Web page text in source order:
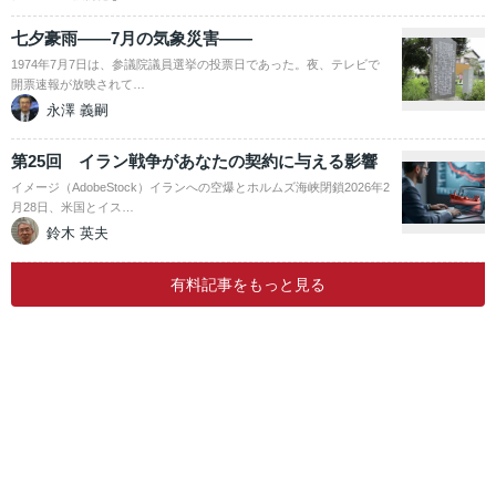
七夕豪雨――7月の気象災害――
1974年7月7日は、参議院議員選挙の投票日であった。夜、テレビで
開票速報が放映されて…
永澤 義嗣
第25回 イラン戦争があなたの契約に与える影響
イメージ（AdobeStock）イランへの空爆とホルムズ海峡閉鎖2026年2
月28日、米国とイス…
鈴木 英夫
有料記事をもっと見る